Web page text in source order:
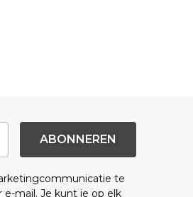
ABONNEREN
te
e-mail. Je kunt je op elk